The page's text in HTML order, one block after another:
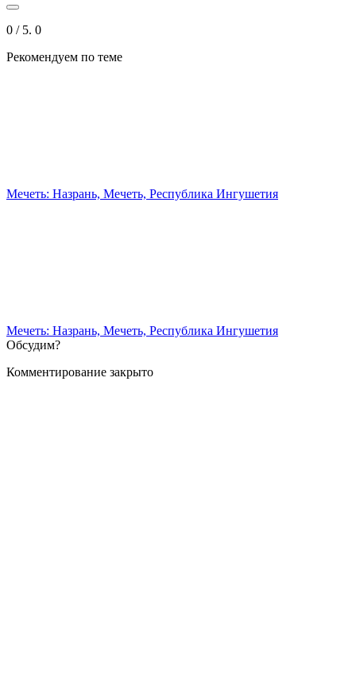
0 / 5. 0
Рекомендуем по теме
Мечеть: Назрань, Мечеть, Республика Ингушетия
Мечеть: Назрань, Мечеть, Республика Ингушетия
Обсудим?
Комментирование закрыто